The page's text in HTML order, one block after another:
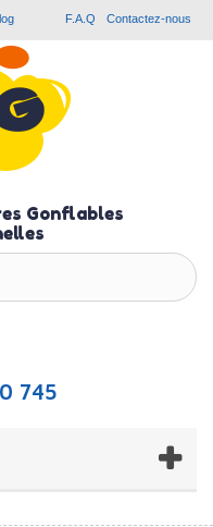
Contactez-nous
F.A.Q
Gonflables
745